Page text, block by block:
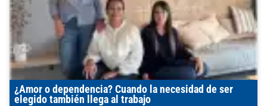
¿Amor o dependencia? Cuando la necesidad de ser
elegido también llega al trabajo